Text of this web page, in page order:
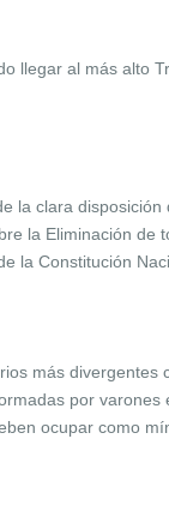
llegar al más alto
la clara
la Eliminación
la Constitución
más
por
ocupar como